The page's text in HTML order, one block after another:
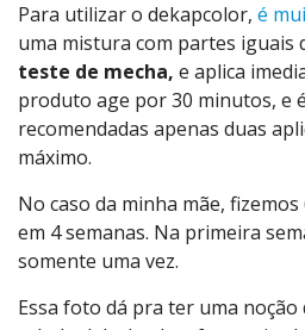
Para utilizar o dekapcolor, é
uma mistura com partes iguais
teste de mecha, e aplica
produto age por 30 minutos, e
recomendadas apenas duas
máximo.
No caso da minha mãe,
em 4 semanas. Na primeira
somente uma vez.
Essa foto dá pra ter uma